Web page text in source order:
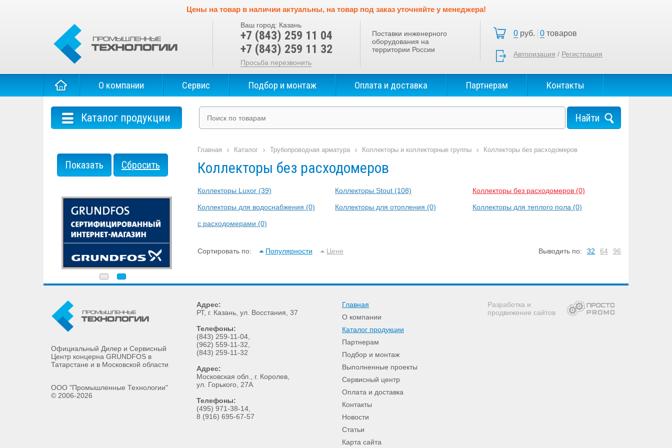
Цены на товар в наличии актуальны, на товар под заказ уточняйте у менеджера!
Ваш город: Казань
+7 (843) 259 11 04
+7 (843) 259 11 32
Просьба перезвонить
Поставки инженерного
оборудования на
территории России
0 руб. 0 товаров
Авторизация / Регистрация
О компании Сервис Подбор и монтаж Оплата и доставка Партнерам Контакты
Каталог продукции
Главная Каталог Трубопроводная арматура Коллекторы и коллекторные группы Коллекторы без расходомеров
Коллекторы без расходомеров
Коллекторы Luxor (39) Коллекторы Stout (108) Коллекторы без расходомеров (0)
Коллекторы для водоснабжения (0) Коллекторы для отопления (0) Коллекторы для теплого пола (0)
с расходомерами (0)
Сортировать по: Популярности Цене Выводить по: 32 64 96
Официальный Дилер и Сервисный
Центр концерна GRUNDFOS в
Татарстане и в Московской области
ООО "Промышленные Технологии"
© 2006-2026
Адрес:
РТ, г. Казань ул. Восстания, 37
Телефоны:
(843) 259-11-04
(962) 559-11-32
(843) 259-11-32
Адрес:
Московская обл., г. Королев,
ул. Горького, 27А
Телефоны:
(495) 971-38-14,
8 (916) 695-67-57
Главная
О компании
Каталог продукции
Партнерам
Подбор и монтаж
Выполненные проекты
Сервисный центр
Оплата и доставка
Контакты
Новости
Статьи
Карта сайта
Разработка и
продвижение сайтов